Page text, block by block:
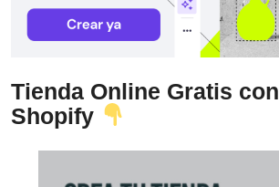
Tienda Online Gratis con
Shopify